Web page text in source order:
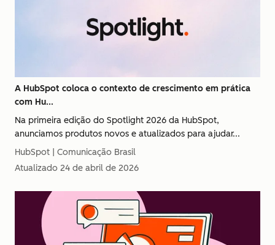
A HubSpot coloca o contexto de crescimento em prática
com Hu...
Na primeira edição do Spotlight 2026 da HubSpot,
anunciamos produtos novos e atualizados para ajudar...
HubSpot | Comunicação Brasil
Atualizado 24 de abril de 2026